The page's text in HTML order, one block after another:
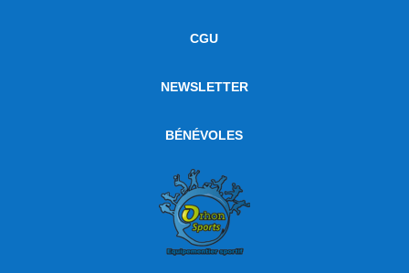
CGU
NEWSLETTER
BÉNÉVOLES